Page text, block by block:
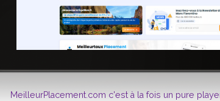
MeilleurPlacement.com c'est à la fois un pure